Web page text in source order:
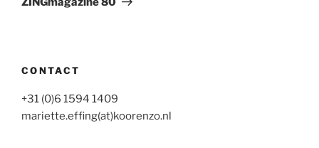
CONTACT
+31 (0)6 1594 1409
mariette.effing(at)koorenzo.nl